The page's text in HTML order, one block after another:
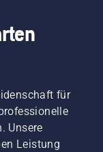
für
Unsere
Leistung